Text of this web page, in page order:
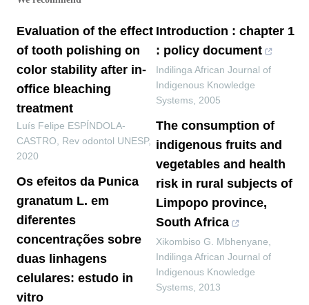
Evaluation of the effect
of tooth polishing on
color stability after in-
office bleaching
treatment
Luís Felipe ESPÍNDOLA-
CASTRO
Rev odontol UNESP,
2020
Os efeitos da Punica
granatum L. em
diferentes
concentrações sobre
duas linhagens
celulares: estudo in
vitro
Introduction : chapter 1
: policy document
Indilinga African Journal of
Indigenous Knowledge
Systems 2005
The consumption of
indigenous fruits and
vegetables and health
risk in rural subjects of
Limpopo province,
South Africa
Xikombiso G. Mbhenyane
Indilinga African Journal of
Indigenous Knowledge
Systems 2013